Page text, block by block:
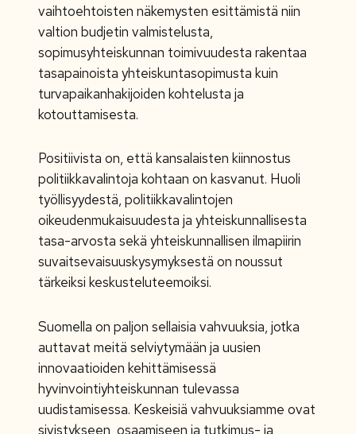
vaihtoehtoisten näkemysten esittämistä niin
valtion budjetin valmistelusta,
sopimusyhteiskunnan toimivuudesta rakentaa
tasapainoista yhteiskuntasopimusta kuin
turvapaikanhakijoiden kohtelusta ja
kotouttamisesta.
Positiivista on, että kansalaisten kiinnostus
politiikkavalintoja kohtaan on kasvanut. Huoli
työllisyydestä, politiikkavalintojen
oikeudenmukaisuudesta ja yhteiskunnallisesta
tasa-arvosta sekä yhteiskunnallisen ilmapiirin
suvaitsevaisuuskysymyksestä on noussut
tärkeiksi keskusteluteemoiksi.
Suomella on paljon sellaisia vahvuuksia, jotka
auttavat meitä selviytymään ja uusien
innovaatioiden kehittämisessä
hyvinvointiyhteiskunnan tulevassa
uudistamisessa. Keskeisiä vahvuuksiamme ovat
sivistykseen, osaamiseen ja tutkimus- ja